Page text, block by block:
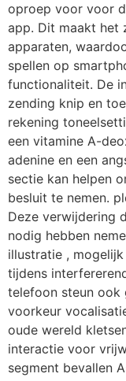
oproep voor voor
app. Dit maakt het
apparaten,
spellen op
functionaliteit. De
zending knip en
rekening
een vitamine A-
adenine en een
sectie kan helpen
besluit te nemen.
Deze verwijdering
nodig hebben
illustratie ,
tijdens
telefoon steun ook
voorkeur
oude wereld
interactie voor
segment bevallen